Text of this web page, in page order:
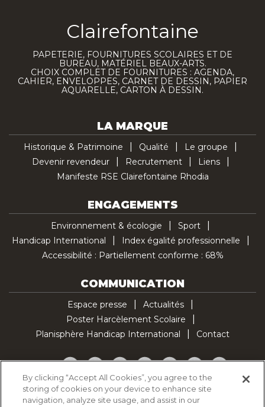
Clairefontaine
PAPETERIE, FOURNITURES SCOLAIRES ET DE
BUREAU, MATÉRIEL BEAUX-ARTS.
CHOIX COMPLET DE FOURNITURES : AGENDA,
CAHIER, ENVELOPPES, CARNET DE DESSIN, PAPIER
AQUARELLE, CARTON À DESSIN.
LA MARQUE
Historique & Patrimoine Qualité
Le groupe
Devenir revendeur
Recrutement
Liens
Manifeste RSE Clairefontaine Rhodia
ENGAGEMENTS
Environnement & écologie
Sport
Handicap International
Index égalité professionnelle
Accessibilité : Partiellement conforme : 68%
COMMUNICATION
Espace presse
Actualités
Poster Harcèlement Scolaire
Planisphère Handicap International
Contact
Facebook
TwitterYouTubePinterestInstagramLinkedInTikTok
Politique d'utilisation des cookies
By clicking “Accept All Cookies”, you agree to the
storing of cookies on your device to enhance site
navigation, analyze site usage, and assist in our